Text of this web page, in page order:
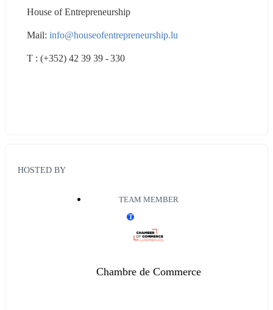
House of Entrepreneurship
Mail: info@houseofentrepreneurship.lu
T : (+352) 42 39 39 - 330
HOSTED BY
TEAM MEMBER
T
Chambre de Commerce